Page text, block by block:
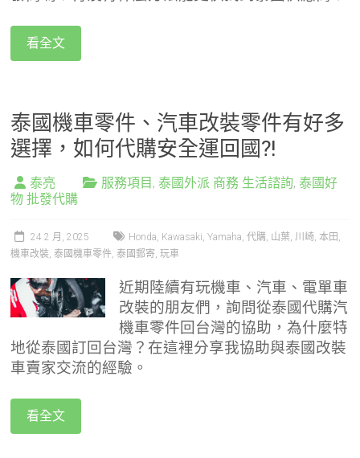
看全文
泰國機車零件、汽車改裝零件有好多
選擇，如何代購安全運回國?!
泰亮 服務項目 ,泰國外派 商務 生活諮詢,泰國好
物 批發代購
24 2 月, 2025 Honda, Kawasaki,Yamaha,代購, 山葉,川崎,本田 ,
機車改裝,泰國機車零件,泰國郵寄,玩車
近期陸續有玩機車、汽車、電單車
改裝的朋友們，詢問從泰國代購汽
機車零件回台灣的協助，為什麼特
地從泰國訂回台灣？在這裡分享我協助與泰國改裝
車賣家交流的經驗。
看全文